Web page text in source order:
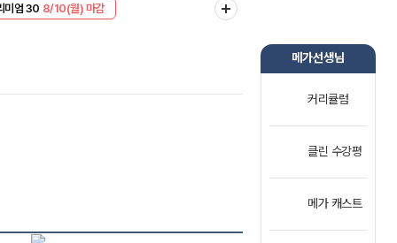
미엄 30 8/10(월) 마감
메가선생님
커리큘럼
클린 수강평
메가 캐스트